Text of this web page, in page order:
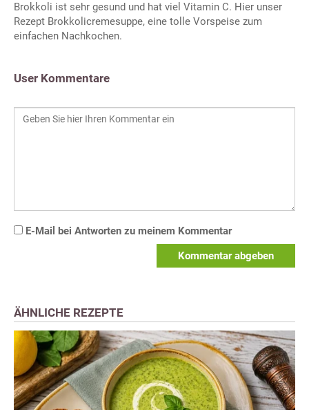
Brokkoli ist sehr gesund und hat viel Vitamin C. Hier unser
Rezept Brokkolicremesuppe, eine tolle Vorspeise zum
einfachen Nachkochen.
User Kommentare
E-Mail bei Antworten zu meinem Kommentar
Kommentar abgeben
ÄHNLICHE REZEPTE